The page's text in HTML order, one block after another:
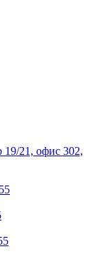
19/21, офис 302,